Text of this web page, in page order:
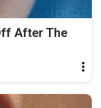
After The